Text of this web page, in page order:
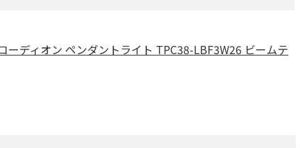
ディオン ペンダントライト TPC38-LBF3W26 ビームテ